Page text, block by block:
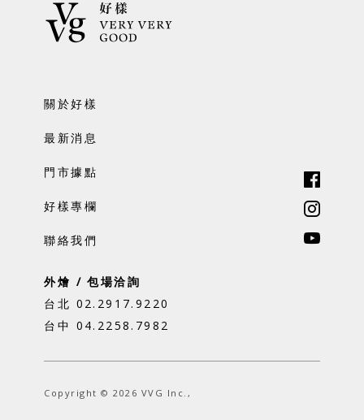
關於好樣
最新消息
門市據點
好樣專欄
聯絡我們
外燴 / 包場洽詢
台北 02.2917.9220
台中 04.2258.7982
Copyright © 2026 VVG Inc.,